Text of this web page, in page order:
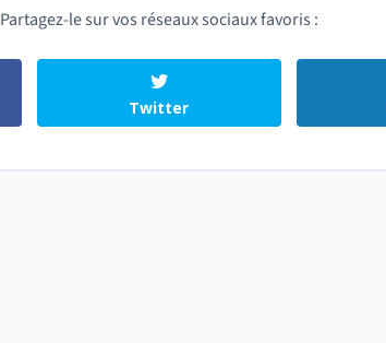
Partagez-le sur vos réseaux sociaux favoris :
Twitter